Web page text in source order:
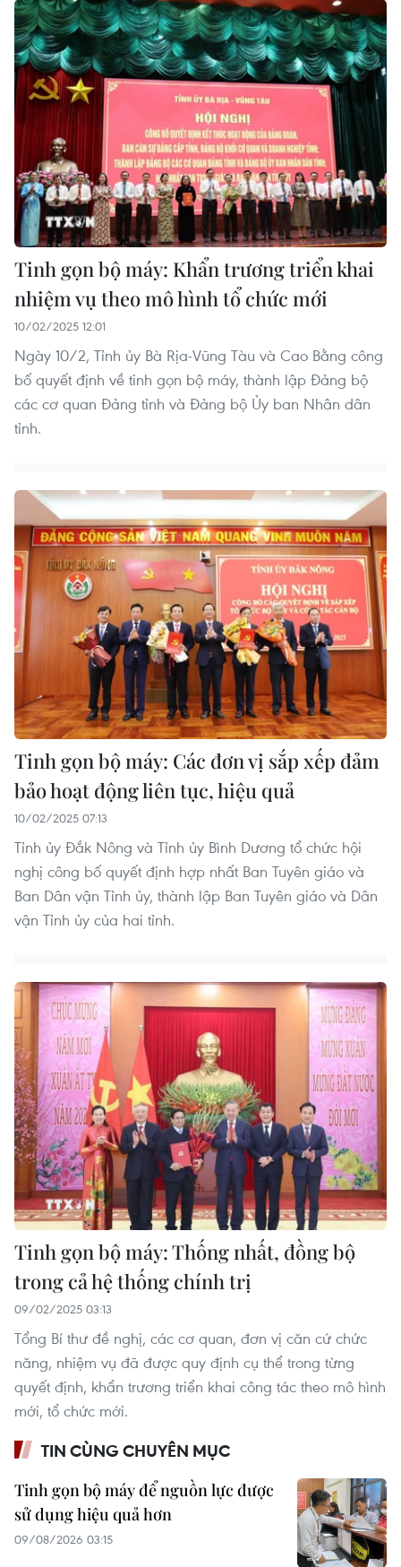
Tinh gọn bộ máy: Khẩn trương triển khai
nhiệm vụ theo mô hình tổ chức mới
10/02/2025 12:01
Ngày 10/2, Tỉnh ủy Bà Rịa-Vũng Tàu và Cao Bằng công
bố quyết định về tinh gọn bộ máy, thành lập Đảng bộ
các cơ quan Đảng tỉnh và Đảng bộ Ủy ban Nhân dân
tỉnh.
Tinh gọn bộ máy: Các đơn vị sắp xếp đảm
bảo hoạt động liên tục, hiệu quả
10/02/2025 07:13
Tỉnh ủy Đắk Nông và Tỉnh ủy Bình Dương tổ chức hội
nghị công bố quyết định hợp nhất Ban Tuyên giáo và
Ban Dân vận Tỉnh ủy, thành lập Ban Tuyên giáo và Dân
vận Tỉnh ủy của hai tỉnh.
Tinh gọn bộ máy: Thống nhất, đồng bộ
trong cả hệ thống chính trị
09/02/2025 03:13
Tổng Bí thư đề nghị, các cơ quan, đơn vị căn cứ chức
năng, nhiệm vụ đã được quy định cụ thể trong từng
quyết định, khẩn trương triển khai công tác theo mô hình
mới, tổ chức mới.
TIN CÙNG CHUYÊN MỤC
Tinh gọn bộ máy để nguồn lực được
sử dụng hiệu quả hơn
09/08/2026 03:15